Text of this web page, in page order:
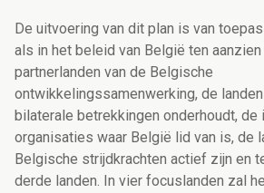
De uitvoering van dit plan is van
als in het beleid van België ten aanzien
partnerlanden van de Belgische
ontwikkelingssamenwerking, de
bilaterale betrekkingen onderhoudt, de
organisaties waar België lid van is, de
Belgische strijdkrachten actief zijn en
derde landen. In vier focuslanden zal